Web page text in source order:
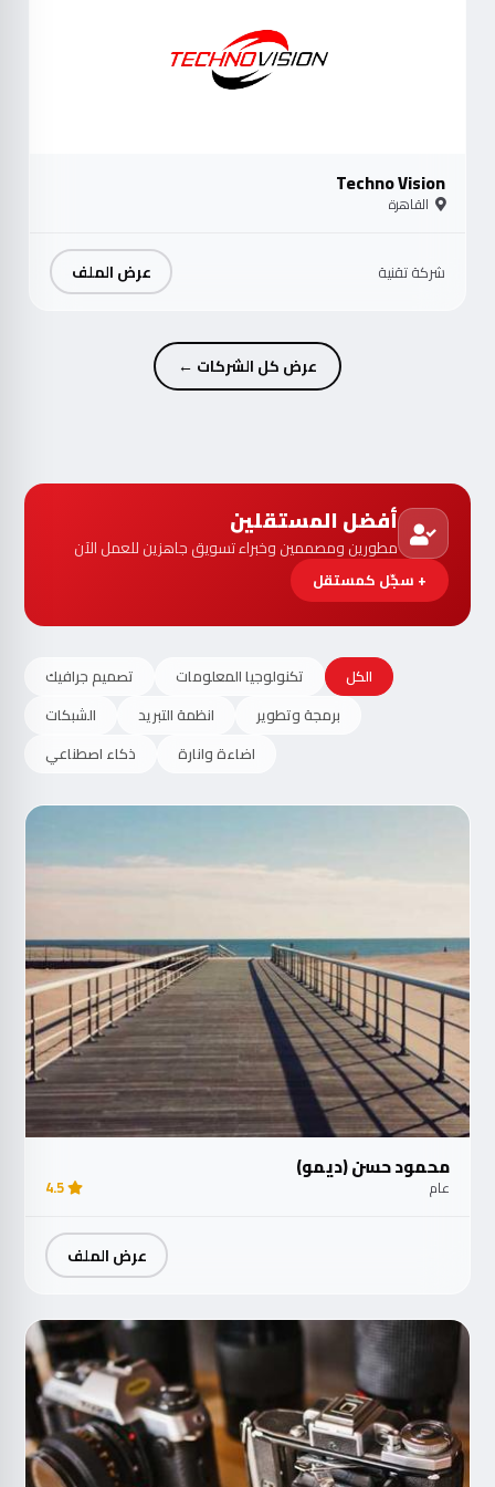
Techno Vision
القاهرة
شركة تقنية عرض الملف
عرض كل الشركات ←
أفضل المستقلين
مطورين ومصممين وخبراء تسويق جاهزين للعمل الآن
+ سجّل كمستقل
الكل تكنولوجيا المعلومات
تصميم جرافيك
برمجة وتطوير
انظمة التبريد
الشبكات
اضاءة وانارة
ذكاء اصطناعي
محمود حسن (ديمو)
عام 4.5
عرض الملف